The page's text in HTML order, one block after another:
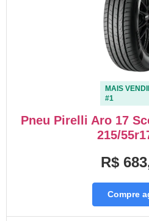
MAIS
#1
Pneu Pirelli Aro 17
215/
R$
Compre